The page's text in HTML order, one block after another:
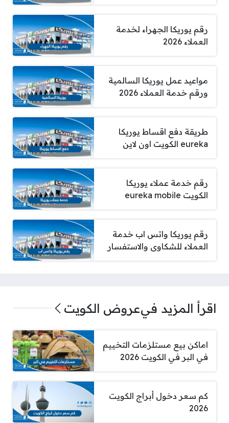
رقم يوريكا الجهراء لخدمة
العملاء 2026
مواعيد عمل يوريكا السالمية
ورقم خدمة العملاء 2026
طريقة دفع اقساط يوريكا
eureka الكويت اون لاين
رقم خدمة عملاء يوريكا
الكويت eureka mobile
رقم يوريكا واتس اب خدمة
العملاء للشكاوى والاستفسار
اقرأ المزيد فيعروض الكويت
اماكن بيع مستلزمات التخييم
في البر في الكويت 2026
كم سعر دخول أبراج الكويت
2026